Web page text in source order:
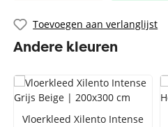
Toevoegen aan verlanglijst
Andere kleuren
Vloerkleed Xilento Intense